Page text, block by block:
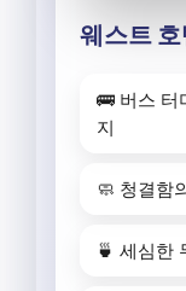
웨스트 호
🚌 버스 터
지
🧼 청결함
🍵 세심한